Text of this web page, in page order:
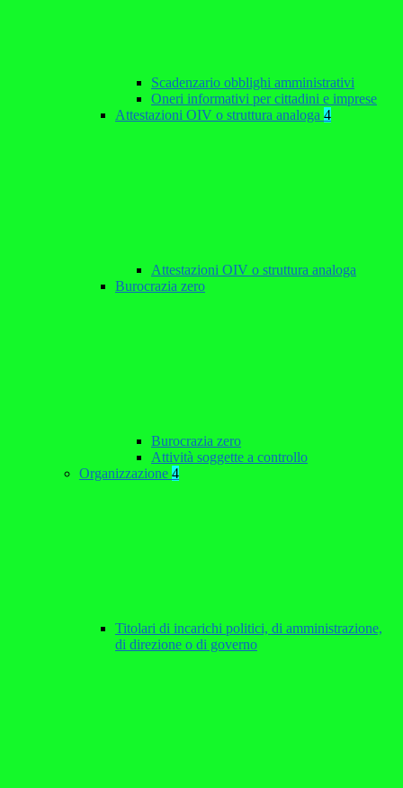
Scadenzario obblighi amministrativi
Oneri informativi per cittadini e imprese
Attestazioni OIV o struttura analoga 4
Attestazioni OIV o struttura analoga
Burocrazia zero
Burocrazia zero
Attività soggette a controllo
Organizzazione 4
Titolari di incarichi politici, di amministrazione,
di direzione o di governo